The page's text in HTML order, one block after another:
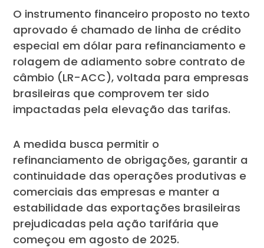
O instrumento financeiro proposto no texto
aprovado é chamado de linha de crédito
especial em dólar para refinanciamento e
rolagem de adiamento sobre contrato de
câmbio (LR-ACC), voltada para empresas
brasileiras que comprovem ter sido
impactadas pela elevação das tarifas.
A medida busca permitir o
refinanciamento de obrigações, garantir a
continuidade das operações produtivas e
comerciais das empresas e manter a
estabilidade das exportações brasileiras
prejudicadas pela ação tarifária que
começou em agosto de 2025.